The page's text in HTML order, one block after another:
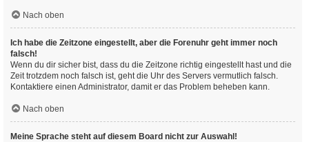
Nach oben
Ich habe die Zeitzone eingestellt, aber die Forenuhr geht immer noch
falsch!
Wenn du dir sicher bist, dass du die Zeitzone richtig eingestellt hast und die
Zeit trotzdem noch falsch ist, geht die Uhr des Servers vermutlich falsch.
Kontaktiere einen Administrator, damit er das Problem beheben kann.
Nach oben
Meine Sprache steht auf diesem Board nicht zur Auswahl!